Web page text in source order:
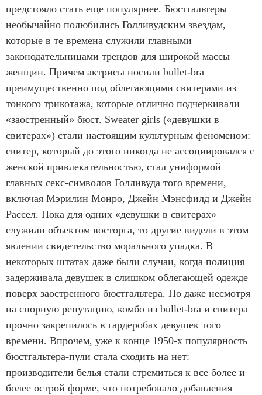
предстояло стать еще популярнее. Бюстгальтеры
необычайно полюбились Голливудским звездам,
которые в те времена служили главными
законодательницами трендов для широкой массы
женщин. Причем актрисы носили bullet-bra
преимущественно под облегающими свитерами из
тонкого трикотажа, которые отлично подчеркивали
«заостренный» бюст. Sweater girls («девушки в
свитерах») стали настоящим культурным феноменом:
свитер, который до этого никогда не ассоциировался с
женской привлекательностью, стал униформой
главных секс-символов Голливуда того времени,
включая Мэрилин Монро, Джейн Мэнсфилд и Джейн
Рассел. Пока для одних «девушки в свитерах»
служили объектом восторга, то другие видели в этом
явлении свидетельство морального упадка. В
некоторых штатах даже были случаи, когда полиция
задерживала девушек в слишком облегающей одежде
поверх заостренного бюстгальтера. Но даже несмотря
на спорную репутацию, комбо из bullet-bra и свитера
прочно закрепилось в гардеробах девушек того
времени. Впрочем, уже к конце 1950-х популярность
бюстгальтера-пули стала сходить на нет:
производители белья стали стремиться к все более и
более острой форме, что потребовало добавления